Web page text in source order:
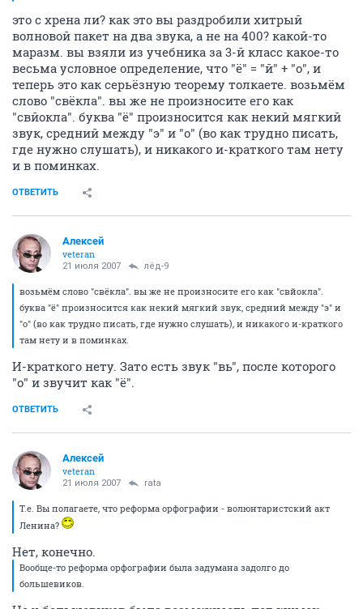
это с хрена ли? как это вы раздробили хитрый
волновой пакет на два звука, а не на 400? какой-то
маразм. вы взяли из учебника за 3-й класс какое-то
весьма условное определение, что "ё" = "й" + "о", и
теперь это как серьёзную теорему толкаете. возьмём
слово "свёкла". вы же не произносите его как
"свйокла". буква "ё" произносится как некий мягкий
звук, средний между "э" и "о" (во как трудно писать,
где нужно слушать), и никакого и-краткого там нету
и в поминках.
ОТВЕТИТЬ
Aлексей
veteran
21 июля 2007 лёд-9
возьмём слово "свёкла". вы же не произносите его как "свйокла".
буква "ё" произносится как некий мягкий звук, средний между "э" и
"о" (во как трудно писать, где нужно слушать), и никакого и-краткого
там нету и в поминках.
И-краткого нету. Зато есть звук "вь", после которого
"о" и звучит как "ё".
ОТВЕТИТЬ
Aлексей
veteran
21 июля 2007 rata
Т.е. Вы полагаете, что реформа орфографии - волюнтаристский акт
Ленина?
Нет, конечно.
Вообще-то реформа орфографии была задумана задолго до
большевиков.